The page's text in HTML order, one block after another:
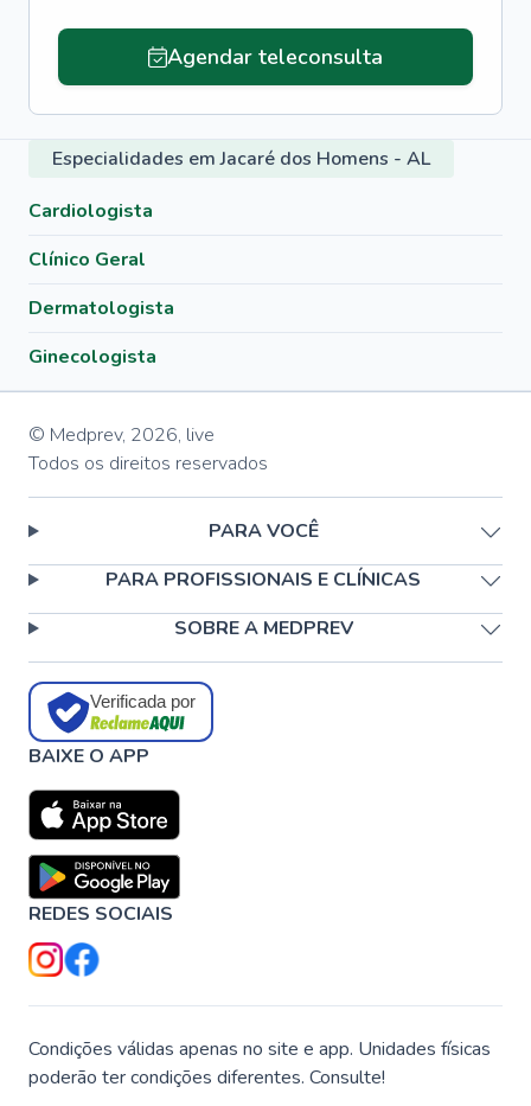
Agendar teleconsulta
Especialidades em Jacaré dos Homens - AL
Cardiologista
Clínico Geral
Dermatologista
Ginecologista
© Medprev, 2026, live
Todos os direitos reservados
PARA VOCÊ
PARA PROFISSIONAIS E CLÍNICAS
SOBRE A MEDPREV
Verificada por
BAIXE O APP
REDES SOCIAIS
Condições válidas apenas no site e app. Unidades físicas
poderão ter condições diferentes. Consulte!